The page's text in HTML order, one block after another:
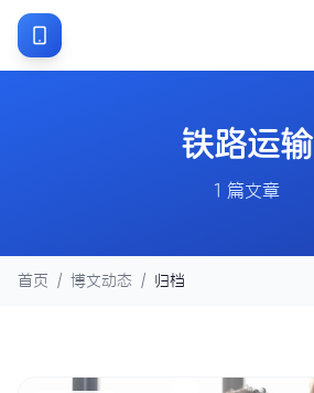
铁路运输
1 篇文章
首页 / 博文动态 / 归档